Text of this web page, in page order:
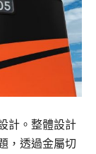
計。整體設計
，透過金屬切